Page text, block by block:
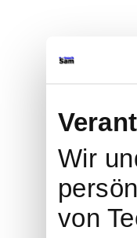
Wir
von